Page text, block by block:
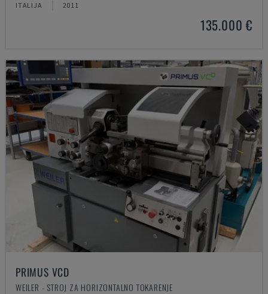
ITALIJA 2011
135.000 €
PRIMUS VCD
WEILER - STROJ ZA HORIZONTALNO TOKARENJE